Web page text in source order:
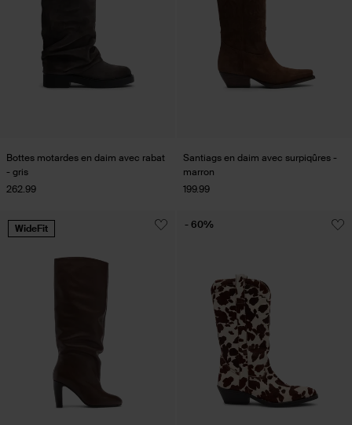
Bottes motardes en daim avec rabat
- gris
262.99
Santiags en daim avec surpiqûres -
marron
199.99
WideFit - 60%